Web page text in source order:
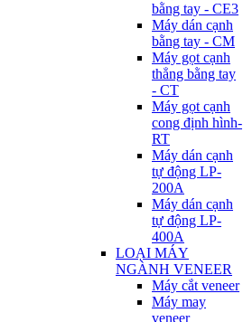
bằng tay - CE3
Máy dán cạnh
bằng tay - CM
Máy gọt cạnh
thẳng bằng tay
- CT
Máy gọt cạnh
cong định hình-
RT
Máy dán cạnh
tự động LP-
200A
Máy dán cạnh
tự động LP-
400A
LOẠI MÁY
NGÀNH VENEER
Máy cắt veneer
Máy may
veneer